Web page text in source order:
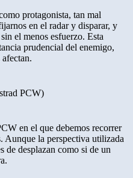
protagonista, tan mal
en el radar y disparar, y
el menos esfuerzo. Esta
prudencial del enemigo,
PCW)
en el que debemos recorrer
Aunque la perspectiva utilizada
de desplazan como si de un